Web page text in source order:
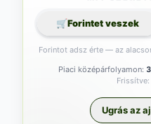
Piaci középárfolyamon:
🛒Forintet veszek
Forintot adsz érte — az
Ugrás az